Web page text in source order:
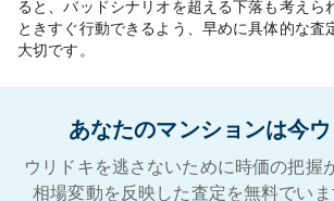
ると、バッドシナリオを超える下落も考えら
ときすぐ行動できるよう、早めに具体的な査
大切です。
あなたのマンションは今
ウリドキを逃さないために時価の把握
相場変動を反映した査定を無料でい